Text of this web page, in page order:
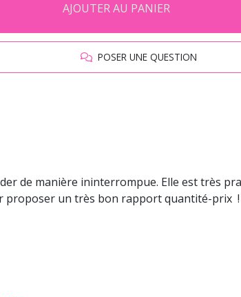
AJOUTER AU PANIER
POSER UNE QUESTION
de manière ininterrompue. Elle est très
proposer un très bon rapport quantité-prix !